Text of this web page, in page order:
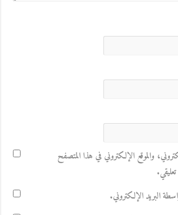
والموقع الإلكتروني في هذا المتصفح
البريد الإلكتروني.